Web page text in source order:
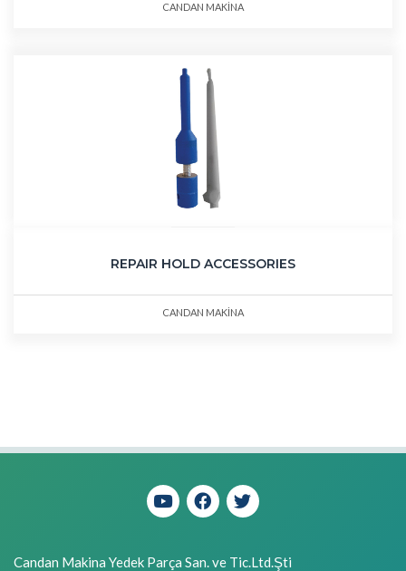
CANDAN MAKİNA
REPAIR HOLD ACCESSORIES
CANDAN MAKİNA
Candan Makina Yedek Parça San. ve Tic.Ltd.Şti